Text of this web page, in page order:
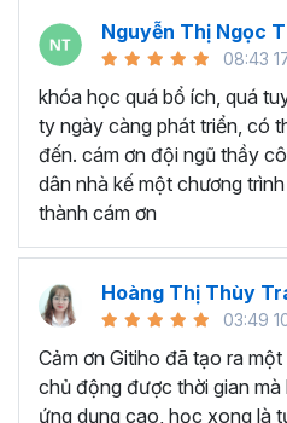
tin hơn trong công việc,
công việc vừa nhanh
phải ai cũng biết.
Có cơ hội tăng thu
công việc:Bạn sẽ được
năng cần thiết để theo
trong công việc. Khi bạn
cải thiện được kỹ năng
ĐIỂM ĐẶC BIỆT CỦA KHÓA
Hệ thống kiến thức chi
cao: Khóa học bắt đầu
để giúp người học có
Nguyễn Thị Ngọc
08:43
khóa học quá bổ ích, quá
ty ngày càng phát triển, có
đến. cám ơn đội ngũ thầy
dân nhà kế một chương
thành cám ơn
Hoàng Thị Thùy
03:49
Cảm ơn Gitiho đã tạo ra
chủ động được thời gian
ứng dụng cao, học xong là